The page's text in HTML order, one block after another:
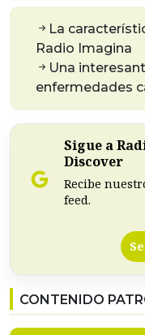
La
Radio Imagina
Una
enfermedades
Sigue a
Discover
Recibe
feed.
CONTENIDO